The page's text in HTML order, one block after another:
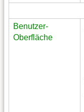
Benutzer-
Oberfläche